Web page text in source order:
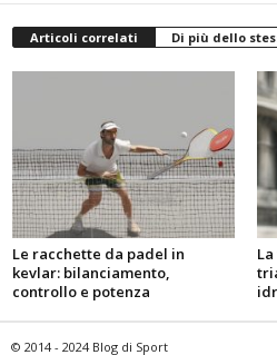
Articoli correlati Di più dello
Le racchette da padel in
kevlar: bilanciamento,
controllo e potenza
© 2014 - 2024 Blog di Sport